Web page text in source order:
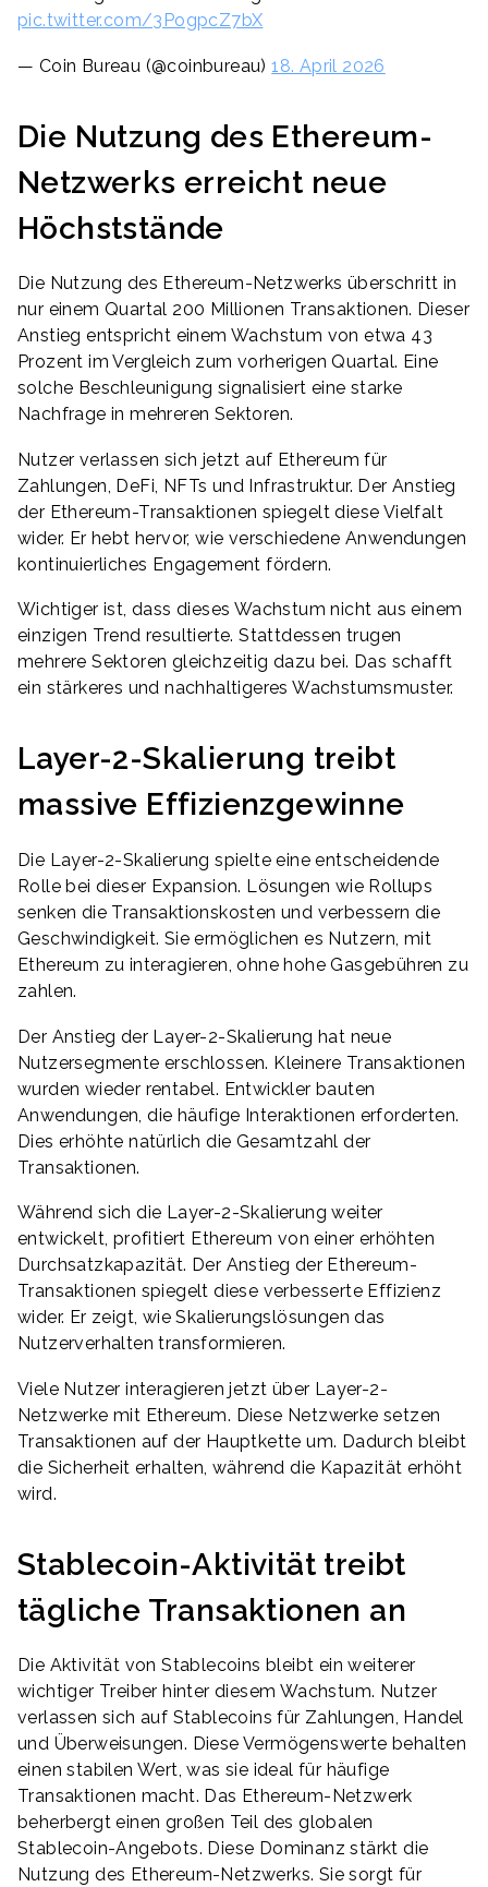
pic.twitter.com/3PogpcZ7bX
— Coin Bureau (@coinbureau)18. April 2026
Die Nutzung des Ethereum-
Netzwerks erreicht neue
Höchststände
Die Nutzung des Ethereum-Netzwerks überschritt in
nur einem Quartal 200 Millionen Transaktionen. Dieser
Anstieg entspricht einem Wachstum von etwa 43
Prozent im Vergleich zum vorherigen Quartal. Eine
solche Beschleunigung signalisiert eine starke
Nachfrage in mehreren Sektoren.
Nutzer verlassen sich jetzt auf Ethereum für
Zahlungen, DeFi, NFTs und Infrastruktur. Der Anstieg
der Ethereum-Transaktionen spiegelt diese Vielfalt
wider. Er hebt hervor, wie verschiedene Anwendungen
kontinuierliches Engagement fördern.
Wichtiger ist, dass dieses Wachstum nicht aus einem
einzigen Trend resultierte. Stattdessen trugen
mehrere Sektoren gleichzeitig dazu bei. Das schafft
ein stärkeres und nachhaltigeres Wachstumsmuster.
Layer-2-Skalierung treibt
massive Effizienzgewinne
Die Layer-2-Skalierung spielte eine entscheidende
Rolle bei dieser Expansion. Lösungen wie Rollups
senken die Transaktionskosten und verbessern die
Geschwindigkeit. Sie ermöglichen es Nutzern, mit
Ethereum zu interagieren, ohne hohe Gasgebühren zu
zahlen.
Der Anstieg der Layer-2-Skalierung hat neue
Nutzersegmente erschlossen. Kleinere Transaktionen
wurden wieder rentabel. Entwickler bauten
Anwendungen, die häufige Interaktionen erforderten.
Dies erhöhte natürlich die Gesamtzahl der
Transaktionen.
Während sich die Layer-2-Skalierung weiter
entwickelt, profitiert Ethereum von einer erhöhten
Durchsatzkapazität. Der Anstieg der Ethereum-
Transaktionen spiegelt diese verbesserte Effizienz
wider. Er zeigt, wie Skalierungslösungen das
Nutzerverhalten transformieren.
Viele Nutzer interagieren jetzt über Layer-2-
Netzwerke mit Ethereum. Diese Netzwerke setzen
Transaktionen auf der Hauptkette um. Dadurch bleibt
die Sicherheit erhalten, während die Kapazität erhöht
wird.
Stablecoin-Aktivität treibt
tägliche Transaktionen an
Die Aktivität von Stablecoins bleibt ein weiterer
wichtiger Treiber hinter diesem Wachstum. Nutzer
verlassen sich auf Stablecoins für Zahlungen, Handel
und Überweisungen. Diese Vermögenswerte behalten
einen stabilen Wert, was sie ideal für häufige
Transaktionen macht. Das Ethereum-Netzwerk
beherbergt einen großen Teil des globalen
Stablecoin-Angebots. Diese Dominanz stärkt die
Nutzung des Ethereum-Netzwerks. Sie sorgt für